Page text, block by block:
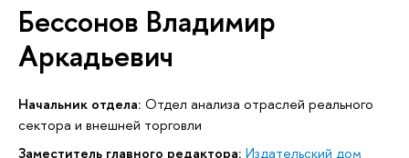
Бессонов Владимир
Аркадьевич
Начальник отдела: Отдел анализа отраслей реального
сектора и внешней торговли
Заместитель главного редактора: Издательский дом